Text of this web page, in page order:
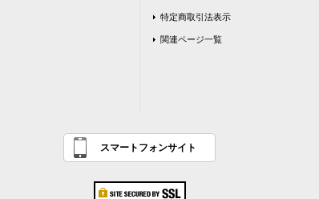
特定商取引法表示
関連ページ一覧
スマートフォンサイト